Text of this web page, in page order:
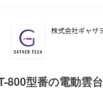
800型番の電動雲台